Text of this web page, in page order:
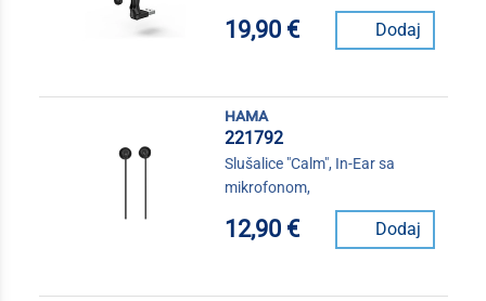
19,90 € Dodaj
hama
221792
Slušalice "Calm", In-Ear sa
mikrofonom,
12,90 € Dodaj